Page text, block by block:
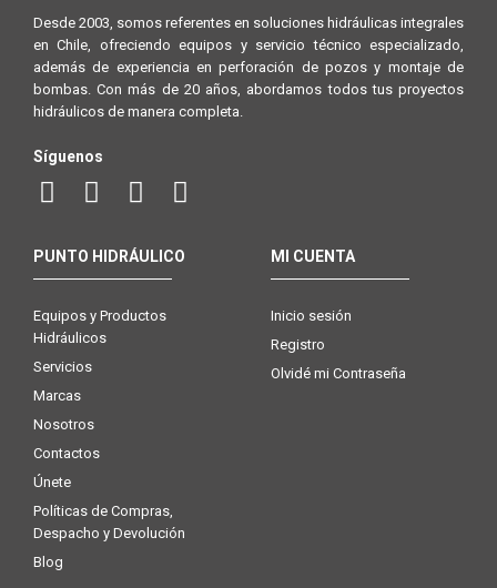
Desde 2003, somos referentes en soluciones hidráulicas integrales
en Chile, ofreciendo equipos y servicio técnico especializado,
además de experiencia en perforación de pozos y montaje de
bombas. Con más de 20 años, abordamos todos tus proyectos
hidráulicos de manera completa.
Síguenos
PUNTO HIDRÁULICO
Equipos y Productos
Hidráulicos
Servicios
Marcas
Nosotros
Contactos
Únete
Políticas de Compras,
Despacho y Devolución
Blog
MI CUENTA
Inicio sesión
Registro
Olvidé mi Contraseña